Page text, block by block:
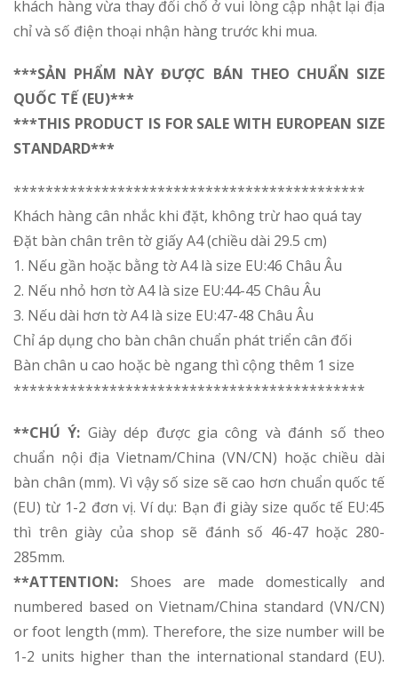
khách hàng vừa thay đổi chổ ở vui lòng cập nhật lại địa
chỉ và số điện thoại nhận hàng trước khi mua.
***SẢN PHẨM NÀY ĐƯỢC BÁN THEO CHUẨN SIZE
QUỐC TẾ (EU)***
***THIS PRODUCT IS FOR SALE WITH EUROPEAN SIZE
STANDARD***
********************************************
Khách hàng cân nhắc khi đặt, không trừ hao quá tay
Đặt bàn chân trên tờ giấy A4 (chiều dài 29.5 cm)
1. Nếu gần hoặc bằng tờ A4 là size EU:46 Châu Âu
2. Nếu nhỏ hơn tờ A4 là size EU:44-45 Châu Âu
3. Nếu dài hơn tờ A4 là size EU:47-48 Châu Âu
Chỉ áp dụng cho bàn chân chuẩn phát triển cân đối
Bàn chân u cao hoặc bè ngang thì cộng thêm 1 size
********************************************
**CHÚ Ý: Giày dép được gia công và đánh số theo
chuẩn nội địa Vietnam/China (VN/CN) hoặc chiều dài
bàn chân (mm). Vì vậy số size sẽ cao hơn chuẩn quốc tế
(EU) từ 1-2 đơn vị. Ví dụ: Bạn đi giày size quốc tế EU:45
thì trên giày của shop sẽ đánh số 46-47 hoặc 280-
285mm.
**ATTENTION: Shoes are made domestically and
numbered based on Vietnam/China standard (VN/CN)
or foot length (mm). Therefore, the size number will be
1-2 units higher than the international standard (EU).